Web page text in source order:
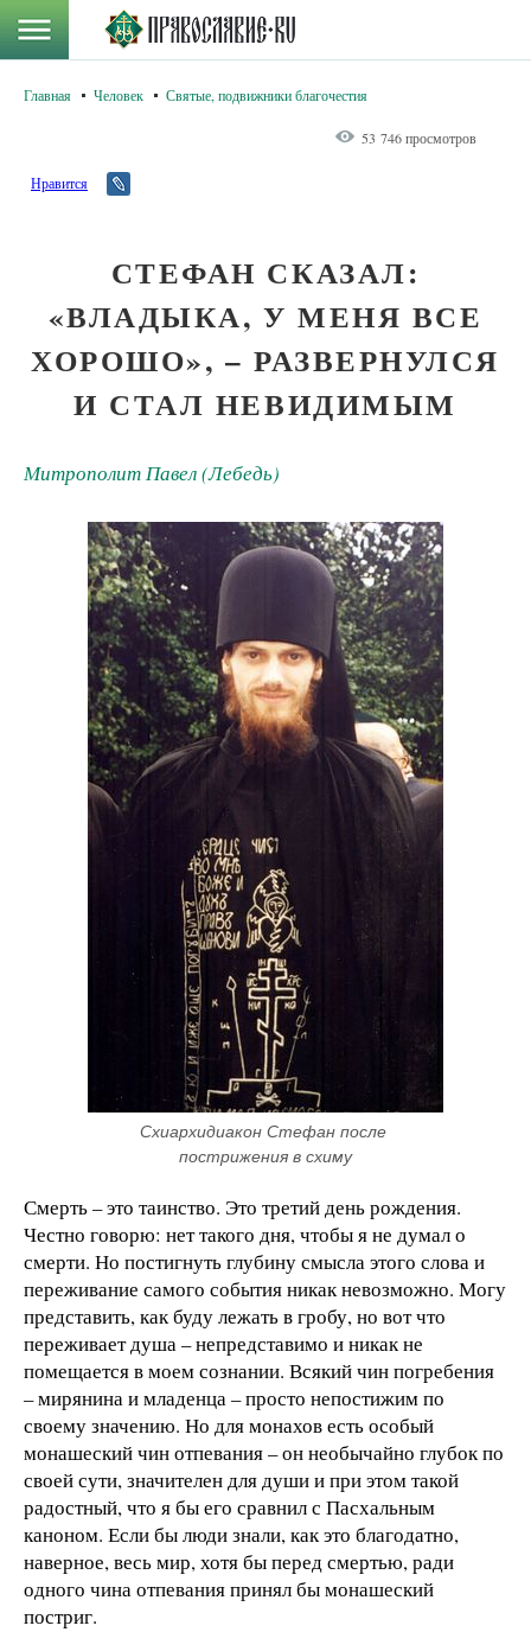
Главная Человек Святые, подвижники благочестия
53 746 просмотров
Нравится
СТЕФАН СКАЗАЛ:
«ВЛАДЫКА, У МЕНЯ ВСЕ
ХОРОШО», – РАЗВЕРНУЛСЯ
И СТАЛ НЕВИДИМЫМ
Митрополит Павел (Лебедь)
Схиархидиакон Стефан после
пострижения в схиму
Смерть – это таинство. Это третий день рождения.
Честно говорю: нет такого дня, чтобы я не думал о
смерти. Но постигнуть глубину смысла этого слова и
переживание самого события никак невозможно. Могу
представить, как буду лежать в гробу, но вот что
переживает душа – непредставимо и никак не
помещается в моем сознании. Всякий чин погребения
– мирянина и младенца – просто непостижим по
своему значению. Но для монахов есть особый
монашеский чин отпевания – он необычайно глубок по
своей сути, значителен для души и при этом такой
радостный, что я бы его сравнил с Пасхальным
каноном. Если бы люди знали, как это благодатно,
наверное, весь мир, хотя бы перед смертью, ради
одного чина отпевания принял бы монашеский
постриг.